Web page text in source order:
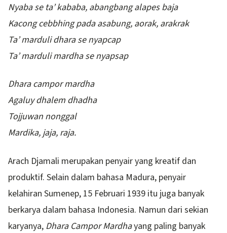
Nyaba se ta’ kababa, abangbang alapes baja
Kacong cebbhing pada asabung, aorak, arakrak
Ta’ marduli dhara se nyapcap
Ta’ marduli mardha se nyapsap
Dhara campor mardha
Agaluy dhalem dhadha
Tojjuwan nonggal
Mardika, jaja, raja.
Arach Djamali merupakan penyair yang kreatif dan
produktif. Selain dalam bahasa Madura, penyair
kelahiran Sumenep, 15 Februari 1939 itu juga banyak
berkarya dalam bahasa Indonesia. Namun dari sekian
karyanya, Dhara Campor Mardhayang paling banyak